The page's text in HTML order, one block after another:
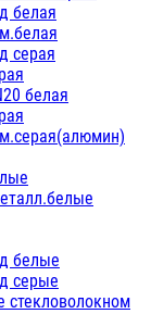
белая
серая
белая
белые
серые
стекловолокном